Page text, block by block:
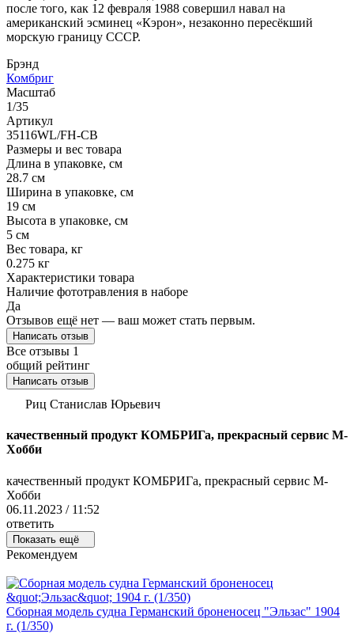
после того, как 12 февраля 1988 совершил навал на
американский эсминец «Кэрон», незаконно пересёкший
морскую границу СССР.
Брэнд
Комбриг
Масштаб
1/35
Артикул
35116WL/FH-CB
Размеры и вес товара
Длина в упаковке, см
28.7 см
Ширина в упаковке, см
19 см
Высота в упаковке, см
5 см
Вес товара, кг
0.275 кг
Характеристики товара
Наличие фототравления в наборе
Да
Отзывов ещё нет — ваш может стать первым.
Написать отзыв
Все отзывы 1
общий рейтинг
Написать отзыв
Риц Станислав Юрьевич
качественный продукт КОМБРИГа, прекрасный сервис М-
Хобби
качественный продукт КОМБРИГа, прекрасный сервис М-
Хобби
06.11.2023 / 11:52
ответить
Показать ещё
Рекомендуем
Сборная модель судна Германский броненосец "Эльзас" 1904
г. (1/350)